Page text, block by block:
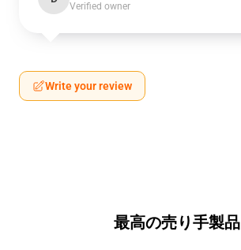
Verified owner
Write your review
最高の売り手製品